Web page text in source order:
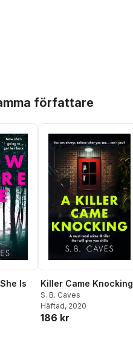
författare
Is Killer Came Knocking
S. B. Caves
Häftad, 2020
186 kr